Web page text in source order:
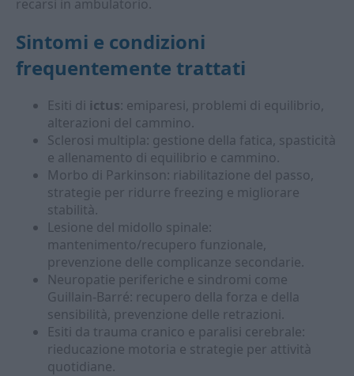
recarsi in ambulatorio.
Sintomi e condizioni
frequentemente trattati
Esiti di ictus: emiparesi, problemi di equilibrio,
alterazioni del cammino.
Sclerosi multipla: gestione della fatica, spasticità
e allenamento di equilibrio e cammino.
Morbo di Parkinson: riabilitazione del passo,
strategie per ridurre freezing e migliorare
stabilità.
Lesione del midollo spinale:
mantenimento/recupero funzionale,
prevenzione delle complicanze secondarie.
Neuropatie periferiche e sindromi come
Guillain-Barré: recupero della forza e della
sensibilità, prevenzione delle retrazioni.
Esiti da trauma cranico e paralisi cerebrale:
rieducazione motoria e strategie per attività
quotidiane.